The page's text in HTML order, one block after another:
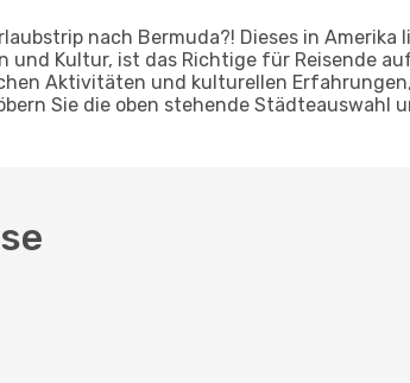
nach Bermuda?! Dieses in
Kultur, ist das Richtige für Reisende
Aktivitäten und kulturellen
Sie die oben stehende Städteauswahl